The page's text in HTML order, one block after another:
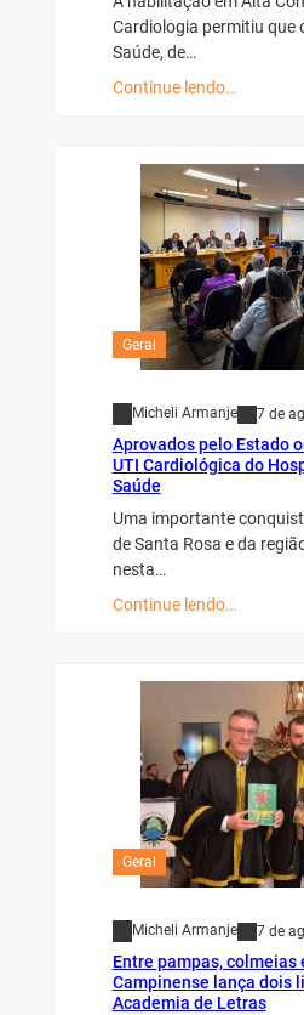
Cardiologia permitiu que
Saúde, de…
Continue lendo…
Geral
Micheli Armanje 7 de
Aprovados pelo Estado
UTI Cardiológica do
Saúde
Uma importante
de Santa Rosa e da
nesta…
Continue lendo…
Geral
Micheli Armanje 7 de
Entre pampas, colmeias
Campinense lança dois
Academia de Letras